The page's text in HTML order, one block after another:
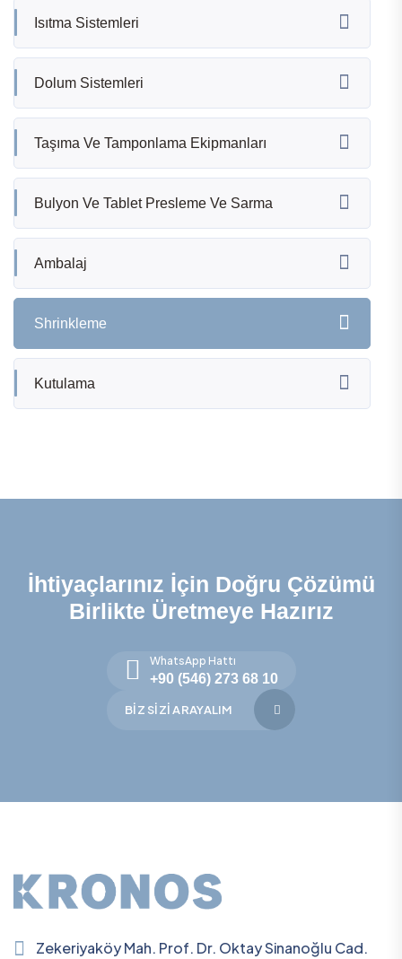
Isıtma Sistemleri
Dolum Sistemleri
Taşıma Ve Tamponlama Ekipmanları
Bulyon Ve Tablet Presleme Ve Sarma
Ambalaj
Shrinkleme
Kutulama
İhtiyaçlarınız İçin Doğru Çözümü
Birlikte Üretmeye Hazırız
WhatsApp Hattı
+90 (546) 273 68 10
BIZ SIZI ARAYALIM
Zekeriyaköy Mah. Prof. Dr. Oktay Sinanoğlu Cad.